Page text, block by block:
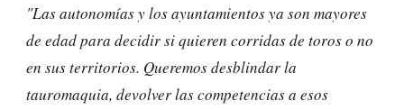
"Las autonomías y los ayuntamientos ya son mayores
de edad para decidir si quieren corridas de toros o no
en sus territorios. Queremos desblindar la
tauromaquia, devolver las competencias a esos